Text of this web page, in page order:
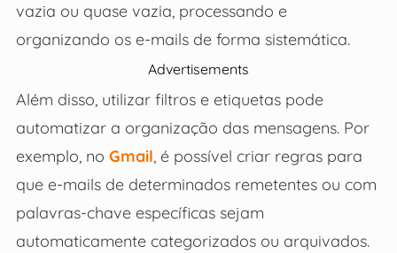
vazia ou quase vazia, processando e
organizando os e-mails de forma sistemática.
Advertisements
Além disso, utilizar filtros e etiquetas pode
automatizar a organização das mensagens. Por
exemplo, no Gmail , é possível criar regras para
que e-mails de determinados remetentes ou com
palavras-chave específicas sejam
automaticamente categorizados ou arquivados.